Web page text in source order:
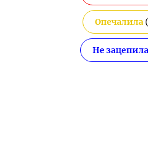
Опечалила (
Не зацепила